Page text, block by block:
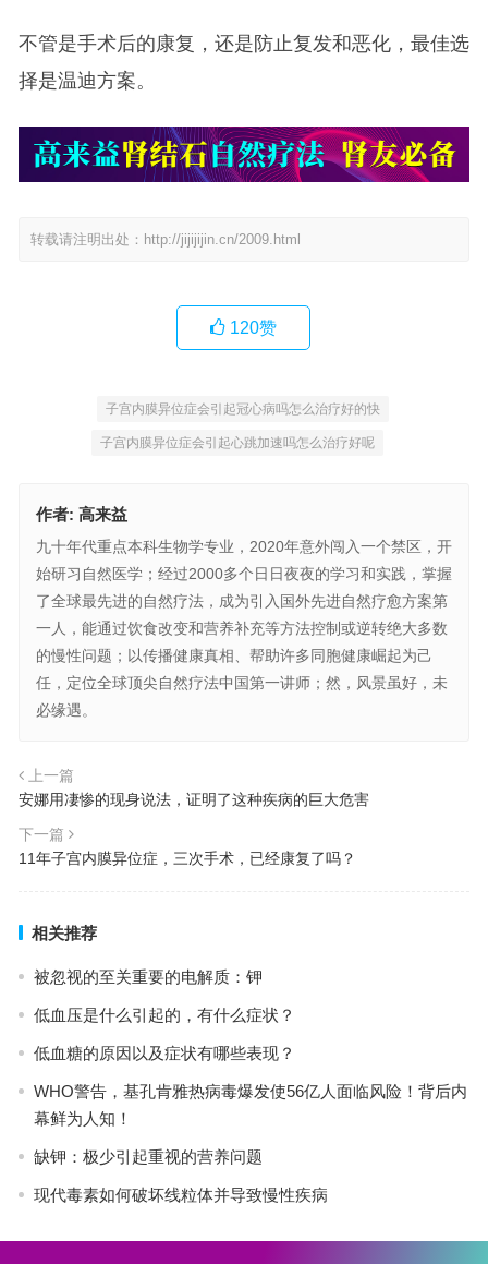
不管是手术后的康复，还是防止复发和恶化，最佳选
择是温迪方案。
转载请注明出处： http://jijijijin.cn/2009.html
120赞
子宫内膜异位症会引起冠心病吗怎么治疗好的快
子宫内膜异位症会引起心跳加速吗怎么治疗好呢
作者: 高来益
九十年代重点本科生物学专业，2020年意外闯入一个禁区，开
始研习自然医学；经过2000多个日日夜夜的学习和实践，掌握
了全球最先进的自然疗法，成为引入国外先进自然疗愈方案第
一人，能通过饮食改变和营养补充等方法控制或逆转绝大多数
的慢性问题；以传播健康真相、帮助许多同胞健康崛起为己
任，定位全球顶尖自然疗法中国第一讲师；然，风景虽好，未
必缘遇。
上一篇
安娜用凄惨的现身说法，证明了这种疾病的巨大危害
下一篇
11年子宫内膜异位症，三次手术，已经康复了吗？
相关推荐
被忽视的至关重要的电解质：钾
低血压是什么引起的，有什么症状？
低血糖的原因以及症状有哪些表现？
WHO警告，基孔肯雅热病毒爆发使56亿人面临风险！背后内
幕鲜为人知！
缺钾：极少引起重视的营养问题
现代毒素如何破坏线粒体并导致慢性疾病